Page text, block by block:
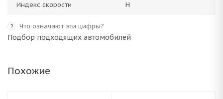
Индекс скорости H
? Что означают эти цифры?
Подбор подходящих автомобилей
Похожие